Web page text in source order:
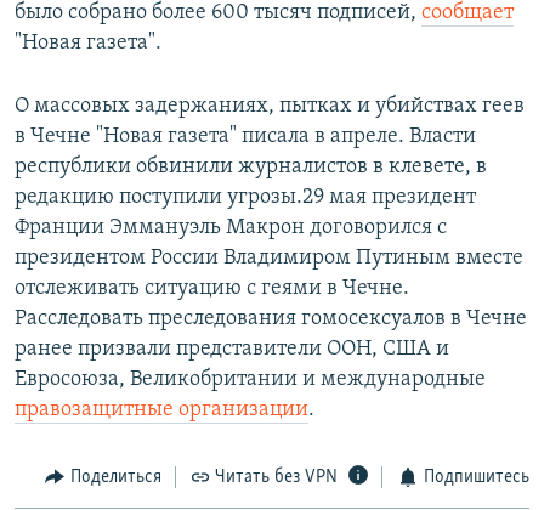
было собрано более 600 тысяч подписей, сообщает
"Новая газета".
О массовых задержаниях, пытках и убийствах геев
в Чечне "Новая газета" писала в апреле. Власти
республики обвинили журналистов в клевете, в
редакцию поступили угрозы.29 мая президент
Франции Эммануэль Макрон договорился с
президентом России Владимиром Путиным вместе
отслеживать ситуацию с геями в Чечне.
Расследовать преследования гомосексуалов в Чечне
ранее призвали представители ООН, США и
Евросоюза, Великобритании и международные
правозащитные организации.
Поделиться Читать без VPN Подпишитесь